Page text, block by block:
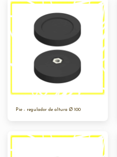
Pie - regulador de altura Ø 100